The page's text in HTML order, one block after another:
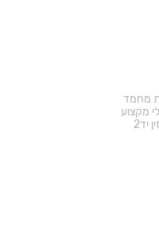
מחמד
מקצוע
יד2